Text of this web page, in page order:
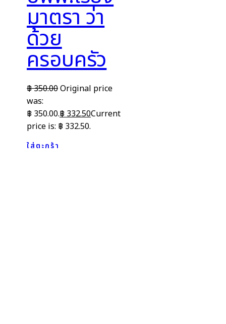
มาตรา ว่า
ด้วย
ครอบครัว
฿350.00Original price
was:
฿ 350.00.฿332.50Current
price is: ฿ 332.50.
ใส่ตะกร้า